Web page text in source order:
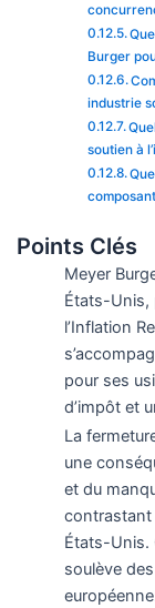
Burger
industrie
soutien à
Points Clés
Meyer
États-Unis,
l’Inflation
pour ses
d’impôt et
La
une
et du
contrastant
États-Unis.
soulève